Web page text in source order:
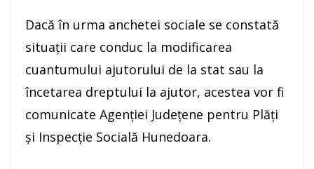
Dacă în urma anchetei sociale se constată
situații care conduc la modificarea
cuantumului ajutorului de la stat sau la
încetarea dreptului la ajutor, acestea vor fi
comunicate Agenției Județene pentru Plăți
și Inspecție Socială Hunedoara.